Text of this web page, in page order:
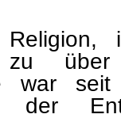
zu
war
der